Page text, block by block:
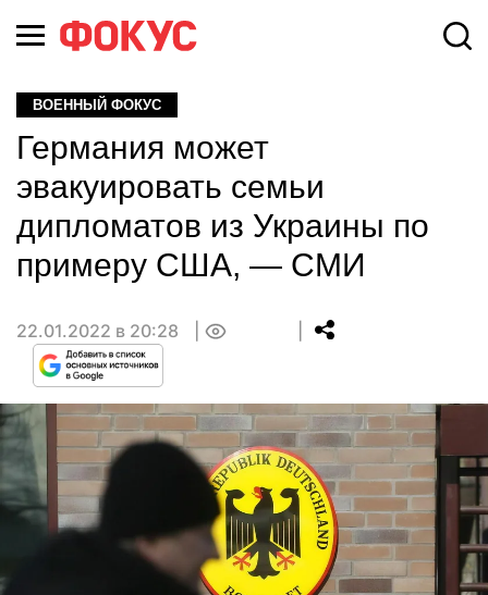
ВОЕННЫЙ ФОКУС
Германия может
эвакуировать семьи
дипломатов из Украины по
примеру США, — СМИ
22.01.2022 в 20:28